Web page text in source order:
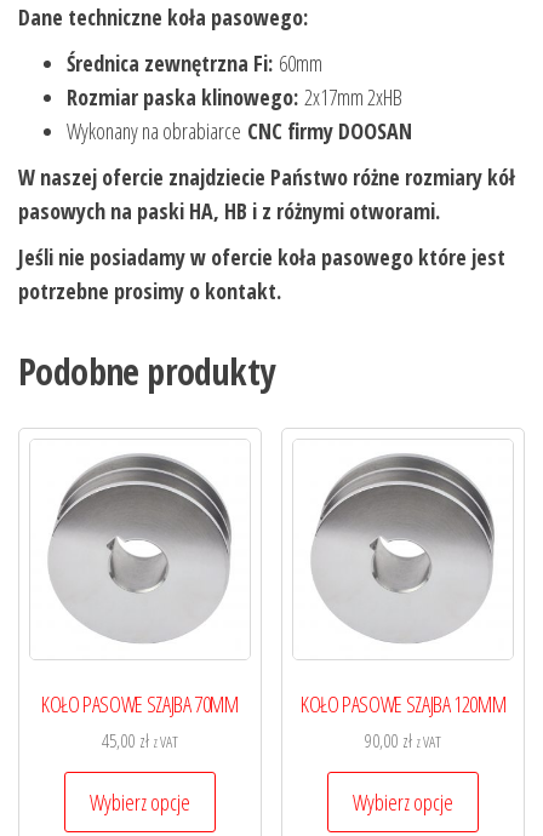
Dane techniczne koła pasowego:
Średnica zewnętrzna Fi: 60mm
Rozmiar paska klinowego: 2x17mm 2xHB
Wykonany na obrabiarce CNC firmy DOOSAN
W naszej ofercie znajdziecie Państwo różne rozmiary kół
pasowych na paski HA, HB i z różnymi otworami.
Jeśli nie posiadamy w ofercie koła pasowego które jest
potrzebne prosimy o kontakt.
Podobne produkty
KOŁO PASOWE SZAJBA 70MM
45,00 zł z VAT
Wybierz opcje
Ten
KOŁO PASOWE SZAJBA 120MM
90,00 zł z VAT
Wybierz opcje
Ten